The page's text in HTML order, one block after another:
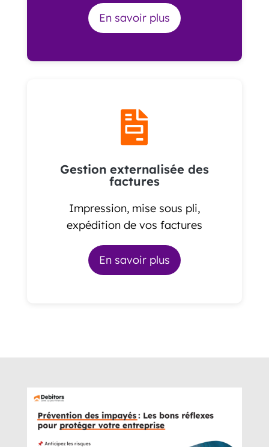
En savoir plus

Gestion externalisée des
factures
Impression, mise sous pli,
expédition de vos factures
En savoir plus